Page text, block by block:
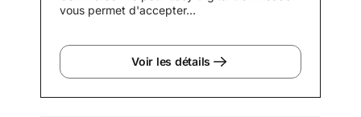
vous permet d'accepter...
Voir les détails